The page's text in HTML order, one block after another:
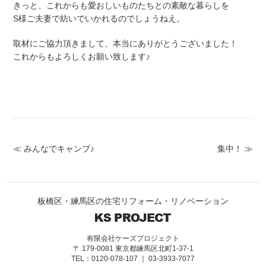
きっと、これからも愛おしいものたちとの素敵な暮らしを
S様ご夫妻で紡いでいかれるのでしょうねえ。
取材にご協力頂きまして、本当にありがとうございました！
これからもよろしくお願い致します♪
集中！ ≫
≪ みんなでキャンプ♪
板橋区・練馬区の住宅リフォーム・リノベーション
有限会社ケーズプロジェクト
〒 179-0081 東京都練馬区北町1-37-1
TEL：0120-078-107 ｜ 03-3933-7077